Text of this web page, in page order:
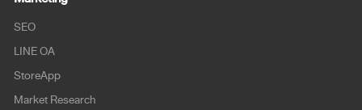
SEO
LINE OA
StoreApp
Market Research